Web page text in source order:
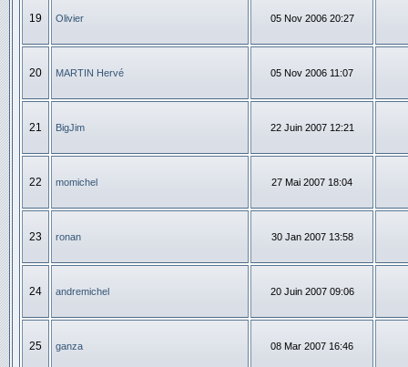
19 Olivier 05 Nov 2006 20:27
20 MARTIN Hervé 05 Nov 2006 11:07
21 BigJim 22 Juin 2007 12:21
22 momichel 27 Mai 2007 18:04
23 ronan 30 Jan 2007 13:58
24 andremichel 20 Juin 2007 09:06
25 ganza 08 Mar 2007 16:46